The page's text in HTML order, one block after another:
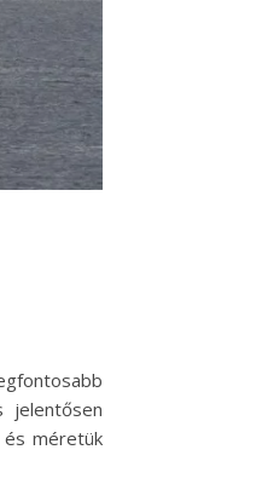
jelentősen
és méretük